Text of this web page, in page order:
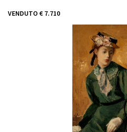
VENDUTO € 7.710